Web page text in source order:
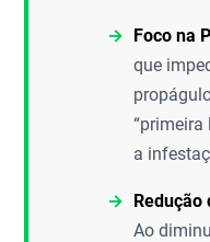
Foco na
que
“primeira
a
Redução
Ao